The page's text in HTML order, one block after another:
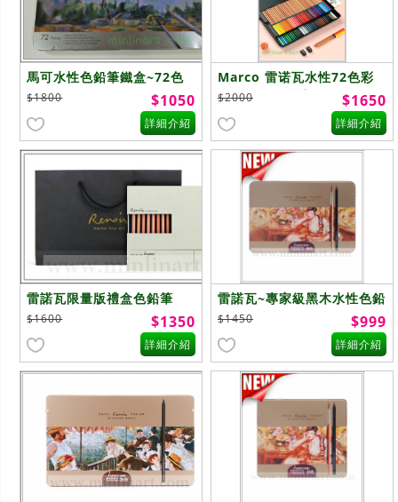
馬可水性色鉛筆鐵盒~72色
$1800 $1050
詳細介紹
Marco 雷诺瓦水性72色彩
色铅筆 ~至爱禮盒
$2000 $1650
詳細介紹
雷諾瓦限量版禮盒色鉛筆
3100-48WB
$1600 $1350
詳細介紹
雷諾瓦~專家級黑木水性色鉛
筆~48色
$1450 $999
詳細介紹